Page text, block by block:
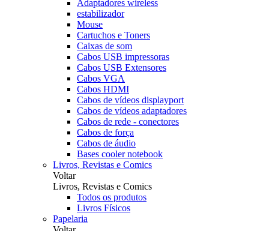
Adaptadores wireless
estabilizador
Mouse
Cartuchos e Toners
Caixas de som
Cabos USB impressoras
Cabos USB Extensores
Cabos VGA
Cabos HDMI
Cabos de vídeos displayport
Cabos de vídeos adaptadores
Cabos de rede - conectores
Cabos de força
Cabos de áudio
Bases cooler notebook
Livros, Revistas e Comics
Voltar
Livros, Revistas e Comics
Todos os produtos
Livros Físicos
Papelaria